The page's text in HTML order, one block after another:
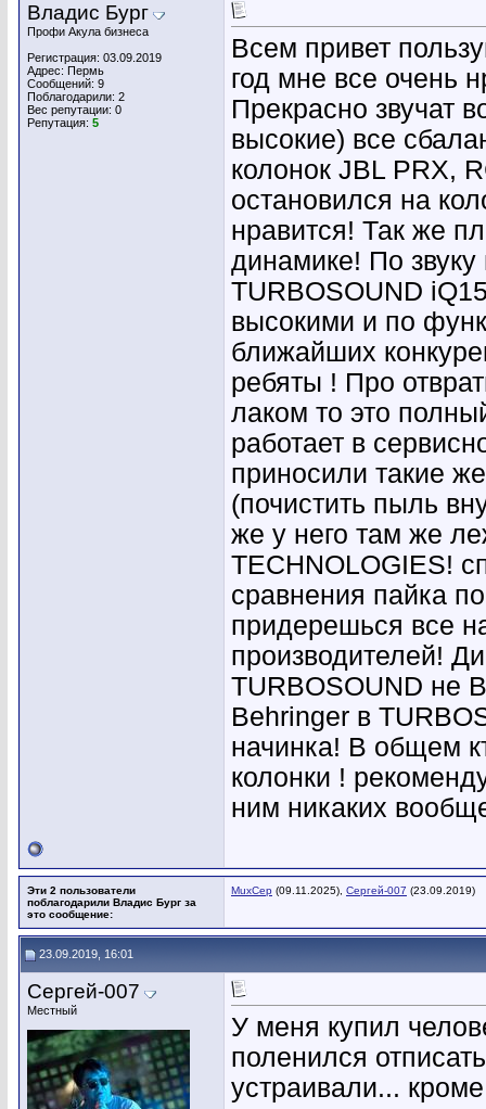
Владис Бург
Профи Акула бизнеса
Регистрация: 03.09.2019
Адрес: Пермь
Сообщений: 9
Поблагодарили: 2
Вес репутации: 0
Репутация: 5
Всем привет
год мне все очень
Прекрасно звучат
высокие) все
колонок JBL PRX,
остановился на
нравится! Так же
динамике! По
TURBOSOUND
высокими и по
ближайших
ребяты ! Про
лаком то это
работает в
приносили такие
(почистить пыль
же у него там же
TECHNOLOGIES!
сравнения пайка
придерешься все
производителей!
TURBOSOUND не
Behringer в
начинка! В общем
колонки !
ним никаких
Эти 2 пользователи
поблагодарили Владис Бург за
это сообщение:
MuxCep (09.11.2025), Сергей-007 (23.09.2019)
23.09.2019, 16:01
Сергей-007
Местный
У меня купил
поленился
устраивали...